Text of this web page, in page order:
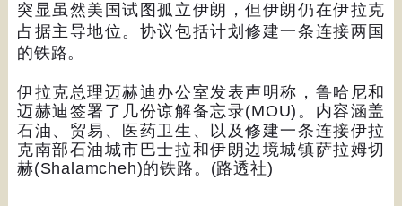
突显虽然美国试图孤立伊朗，但伊朗仍在伊拉克
占据主导地位。协议包括计划修建一条连接两国
的铁路。
伊拉克总理迈赫迪办公室发表声明称，鲁哈尼和
迈赫迪签署了几份谅解备忘录(MOU) 。内容涵盖
石油、贸易、医药卫生、以及修建一条连接伊拉
克南部石油城市巴士拉和伊朗边境城镇萨拉姆切
赫(Shalamcheh)的铁路。 (路透社)